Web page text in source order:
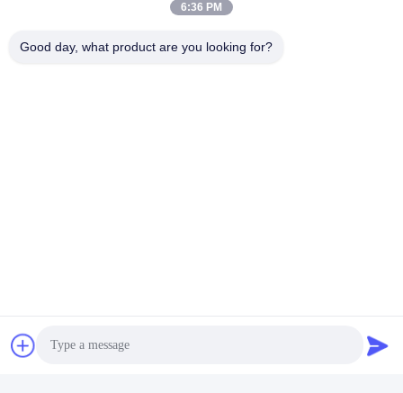
6:36 PM
Good day, what product are you looking for?